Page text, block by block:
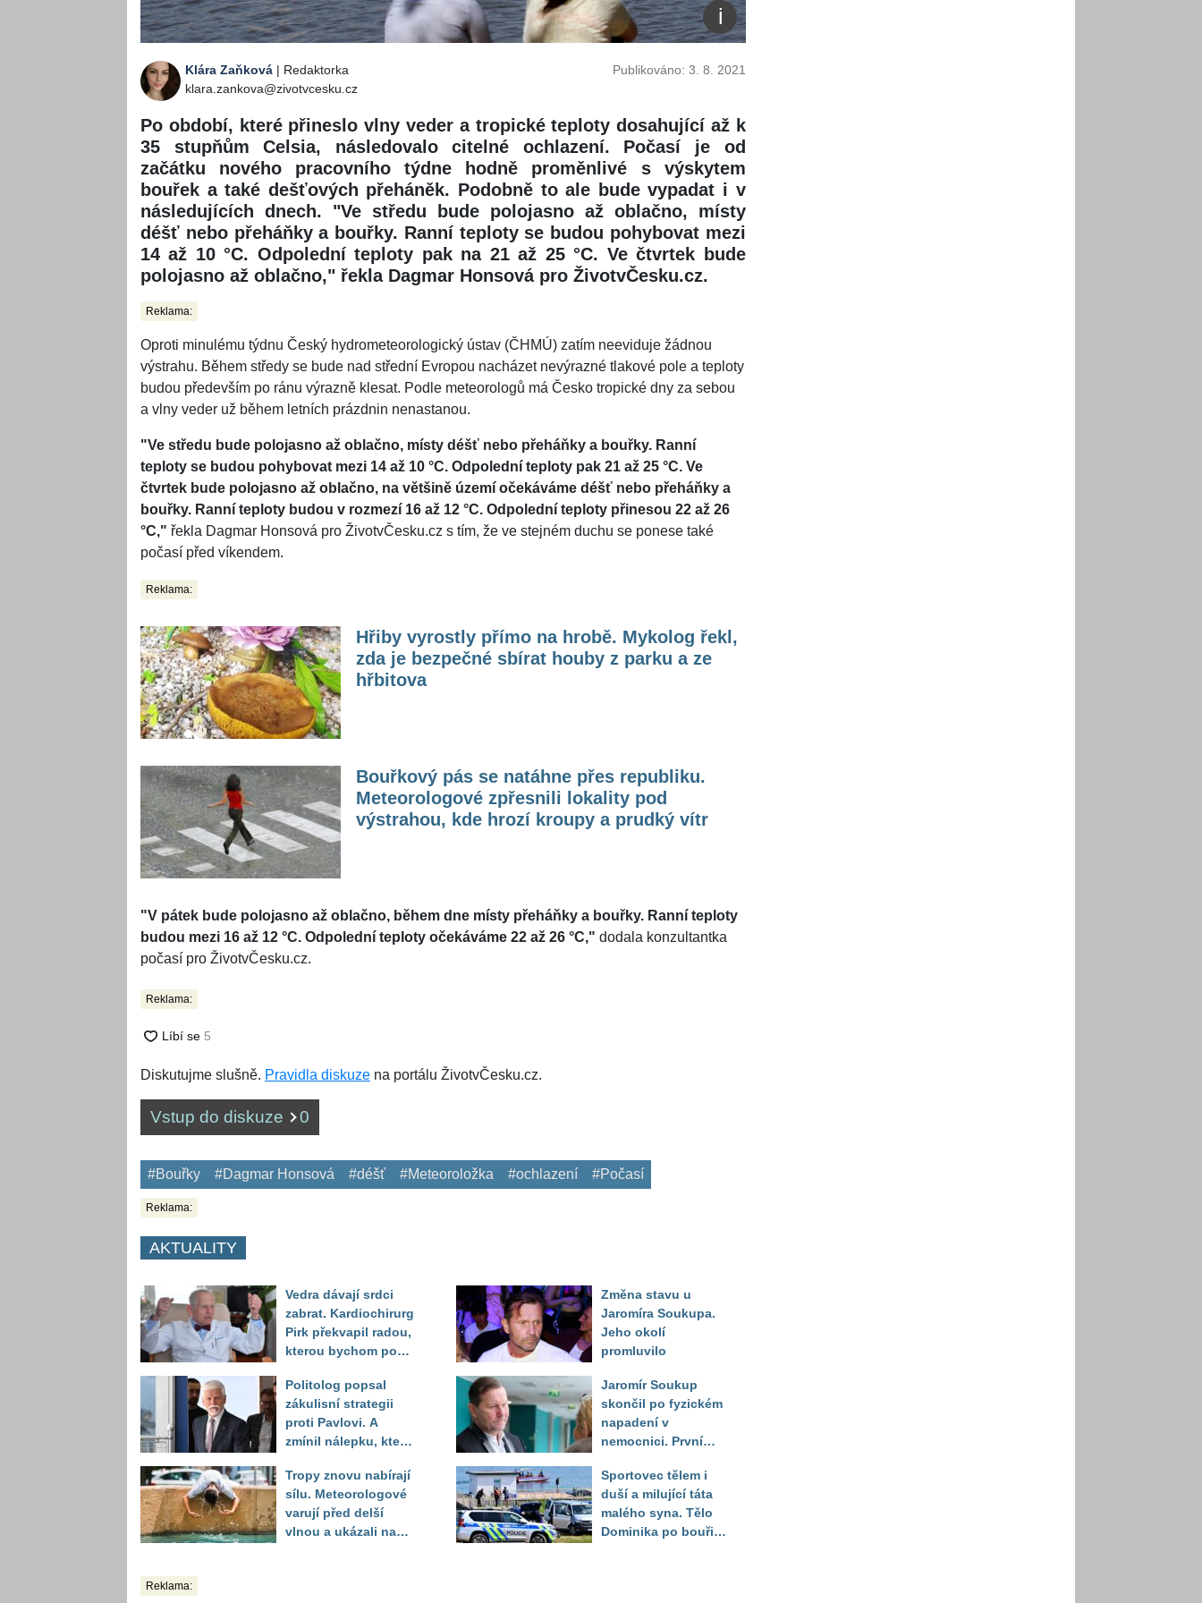
Klára Zaňková | Redaktorka
klara.zankova@zivotvcesku.cz
Publikováno: 3. 8. 2021
Po období, které přineslo vlny veder a tropické teploty dosahující až k
35 stupňům Celsia, následovalo citelné ochlazení. Počasí je od
začátku nového pracovního týdne hodně proměnlivé s výskytem
bouřek a také dešťových přeháněk. Podobně to ale bude vypadat i v
následujících dnech. "Ve středu bude polojasno až oblačno, místy
déšť nebo přeháňky a bouřky. Ranní teploty se budou pohybovat mezi
14 až 10 °C. Odpolední teploty pak na 21 až 25 °C. Ve čtvrtek bude
polojasno až oblačno," řekla Dagmar Honsová pro ŽivotvČesku.cz.
Reklama:
Oproti minulému týdnu Český hydrometeorologický ústav (ČHMÚ) zatím neeviduje žádnou
výstrahu. Během středy se bude nad střední Evropou nacházet nevýrazné tlakové pole a teploty
budou především po ránu výrazně klesat. Podle meteorologů má Česko tropické dny za sebou
a vlny veder už během letních prázdnin nenastanou.
"Ve středu bude polojasno až oblačno, místy déšť nebo přeháňky a bouřky. Ranní
teploty se budou pohybovat mezi 14 až 10 °C. Odpolední teploty pak 21 až 25 °C. Ve
čtvrtek bude polojasno až oblačno, na většině území očekáváme déšť nebo přeháňky a
bouřky. Ranní teploty budou v rozmezí 16 až 12 °C. Odpolední teploty přinesou 22 až 26
°C," řekla Dagmar Honsová pro ŽivotvČesku.cz s tím, že ve stejném duchu se ponese také
počasí před víkendem.
Reklama:
Hřiby vyrostly přímo na hrobě. Mykolog řekl,
zda je bezpečné sbírat houby z parku a ze
hřbitova
Bouřkový pás se natáhne přes republiku.
Meteorologové zpřesnili lokality pod
výstrahou, kde hrozí kroupy a prudký vítr
"V pátek bude polojasno až oblačno, během dne místy přeháňky a bouřky. Ranní teploty
budou mezi 16 až 12 °C. Odpolední teploty očekáváme 22 až 26 °C," dodala konzultantka
počasí pro ŽivotvČesku.cz.
Reklama:
Diskutujme slušně. Pravidla diskuze na portálu ŽivotvČesku.cz.
Vstup do diskuze 0
#Bouřky #Dagmar Honsová #déšť #Meteoroložka #ochlazení #Počasí
Reklama:
AKTUALITY
Vedra dávají srdci
zabrat. Kardiochirurg
Pirk překvapil radou,
kterou bychom podle
zvířat
Politolog popsal
zákulisní strategii
proti Pavlovi. A
zmínil nálepku, která
volbou uškodit
Tropy znovu nabírají
sílu. Meteorologové
varují před delší
vlnou a ukázali na
Změna stavu u
Jaromíra Soukupa.
Jeho okolí
promluvilo
Jaromír Soukup
skončil po fyzickém
napadení v
nemocnici. První
Sportovec tělem i
duší a milující táta
malého syna. Tělo
Dominika po bouři
Reklama: